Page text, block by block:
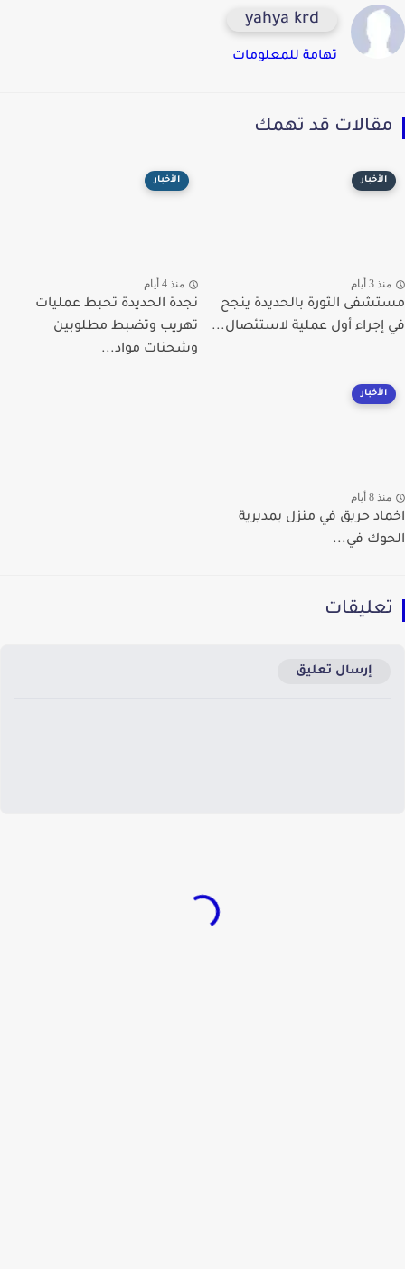
yahya krd
تهامة للمعلومات
قد تهمك
الأخبار
3 أيام
الثورة بالحديدة ينجح
أول عملية لاستئصال...
الأخبار
منذ 4 أيام
نجدة الحديدة تحبط عمليات
تهريب وتضبط مطلوبين
وشحنات مواد...
الأخبار
8 أيام
حريق في منزل بمديرية
في...
إرسال تعليق